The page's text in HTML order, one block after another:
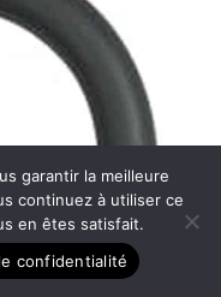
garantir la meilleure
continuez à utiliser ce
en êtes satisfait.
confidentialité